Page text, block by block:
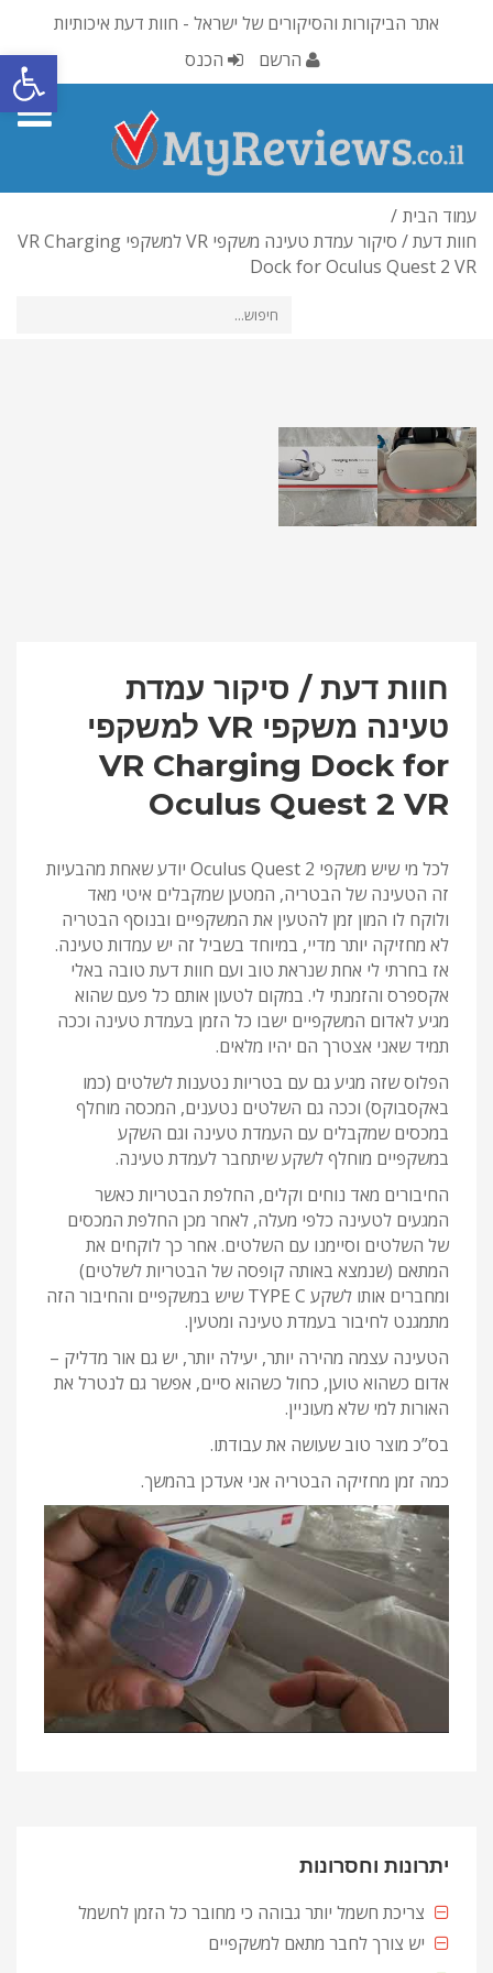
אתר הביקורות והסיקורים של ישראל - חוות דעת איכותיות
הרשם
הכנס
עמוד הבית
חוות דעת / סיקור עמדת טעינה משקפי VR למשקפי VR Charging
Dock for Oculus Quest 2 VR
חוות דעת / סיקור עמדת
טעינה משקפי VR למשקפי
VR Charging Dock for
Oculus Quest 2 VR
לכל מי שיש משקפי Oculus Quest 2 יודע שאחת מהבעיות
זה הטעינה של הבטריה, המטען שמקבלים איטי מאד
ולוקח לו המון זמן להטעין את המשקפיים ובנוסף הבטריה
לא מחזיקה יותר מדיי, במיוחד בשביל זה יש עמדות טעינה.
אז בחרתי לי אחת שנראת טוב ועם חוות דעת טובה באלי
אקספרס והזמנתי לי. במקום לטעון אותם כל פעם שהוא
מגיע לאדום המשקפיים ישבו כל הזמן בעמדת טעינה וככה
תמיד שאני אצטרך הם יהיו מלאים.
הפלוס שזה מגיע גם עם בטריות נטענות לשלטים (כמו
באקסבוקס) וככה גם השלטים נטענים, המכסה מוחלף
במכסים שמקבלים עם העמדת טעינה וגם השקע
במשקפיים מוחלף לשקע שיתחבר לעמדת טעינה.
החיבורים מאד נוחים וקלים, החלפת הבטריות כאשר
המגעים לטעינה כלפי מעלה, לאחר מכן החלפת המכסים
של השלטים וסיימנו עם השלטים. אחר כך לוקחים את
המתאם (שנמצא באותה קופסה של הבטריות לשלטים)
ומחברים אותו לשקע TYPE C שיש במשקפיים והחיבור הזה
מתמגנט לחיבור בעמדת טעינה ומטעין.
הטעינה עצמה מהירה יותר, יעילה יותר, יש גם אור מדליק –
אדום כשהוא טוען, כחול כשהוא סיים, אפשר גם לנטרל את
האורות למי שלא מעוניין.
בס”כ מוצר טוב שעושה את עבודתו.
כמה זמן מחזיקה הבטריה אני אעדכן בהמשך.
יתרונות וחסרונות
צריכת חשמל יותר גבוהה כי מחובר כל הזמן לחשמל
יש צורך לחבר מתאם למשקפיים
פתח